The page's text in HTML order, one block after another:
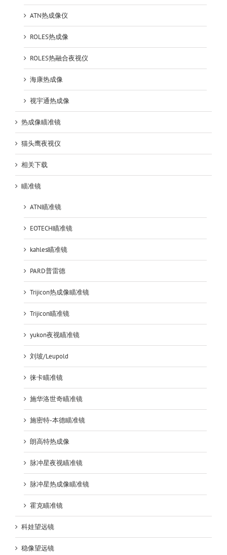
ATN热成像仪
ROLES热成像
ROLES热融合夜视仪
海康热成像
视宇通热成像
热成像瞄准镜
猫头鹰夜视仪
相关下载
瞄准镜
ATN瞄准镜
EOTECH瞄准镜
kahles瞄准镜
PARD普雷德
Trijicon热成像瞄准镜
Trijicon瞄准镜
yukon夜视瞄准镜
刘坡/Leupold
徕卡瞄准镜
施华洛世奇瞄准镜
施密特-本德瞄准镜
朗高特热成像
脉冲星夜视瞄准镜
脉冲星热成像瞄准镜
霍克瞄准镜
科娃望远镜
稳像望远镜